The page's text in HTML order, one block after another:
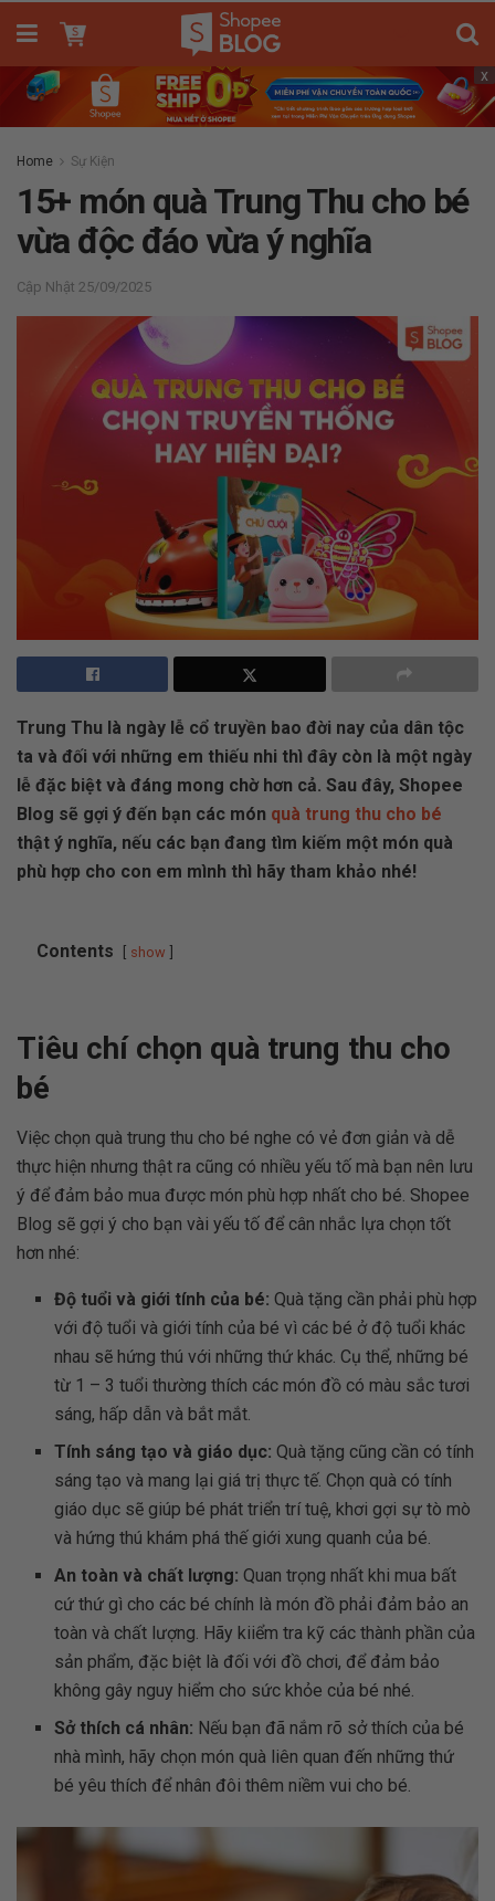
x
Home Sự Kiện
15+ món quà Trung Thu cho bé
vừa độc đáo vừa ý nghĩa
25/09/2025
Trung Thu là ngày lễ cổ truyền bao đời nay của dân tộc
ta và đối với những em thiếu nhi thì đây còn là một ngày
lễ đặc biệt và đáng mong chờ hơn cả. Sau đây, Shopee
Blog sẽ gợi ý đến bạn các món quà trung thu cho bé
thật ý nghĩa, nếu các bạn đang tìm kiếm một món quà
phù hợp cho con em mình thì hãy tham khảo nhé!
Contents show
Tiêu chí chọn quà trung thu cho
bé
Việc chọn quà trung thu cho bé nghe có vẻ đơn giản và dễ
thực hiện nhưng thật ra cũng có nhiều yếu tố mà bạn nên lưu
ý để đảm bảo mua được món phù hợp nhất cho bé. Shopee
Blog sẽ gợi ý cho bạn vài yếu tố để cân nhắc lựa chọn tốt
hơn nhé:
Độ tuổi và giới tính của bé: Quà tặng cần phải phù hợp
với độ tuổi và giới tính của bé vì các bé ở độ tuổi khác
nhau sẽ hứng thú với những thứ khác. Cụ thể, những bé
từ 1 – 3 tuổi thường thích các món đồ có màu sắc tươi
sáng, hấp dẫn và bắt mắt.
Tính sáng tạo và giáo dục: Quà tặng cũng cần có tính
sáng tạo và mang lại giá trị thực tế. Chọn quà có tính
giáo dục sẽ giúp bé phát triển trí tuệ, khơi gợi sự tò mò
và hứng thú khám phá thế giới xung quanh của bé.
An toàn và chất lượng: Quan trọng nhất khi mua bất
cứ thứ gì cho các bé chính là món đồ phải đảm bảo an
toàn và chất lượng. Hãy kiiểm tra kỹ các thành phần của
sản phẩm, đặc biệt là đối với đồ chơi, để đảm bảo
không gây nguy hiểm cho sức khỏe của bé nhé.
Sở thích cá nhân: Nếu bạn đã nắm rõ sở thích của bé
nhà mình, hãy chọn món quà liên quan đến những thứ
bé yêu thích để nhân đôi thêm niềm vui cho bé.